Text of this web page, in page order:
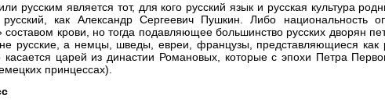
русским является тот, для кого русский язык и русская культура
как Александр Сергеевич Пушкин. Либо национальность
крови, но тогда подавляющее большинство русских дворян
русские, а немцы, шведы, евреи, французы, представляющиеся как
касается царей из династии Романовых, которые с эпохи Петра
принцессах).